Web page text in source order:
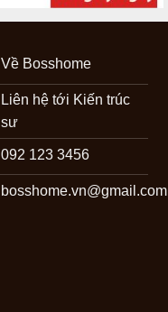
Về Bosshome
Liên hệ tới Kiến trúc
sư
092 123 3456
bosshome.vn@gmail.com